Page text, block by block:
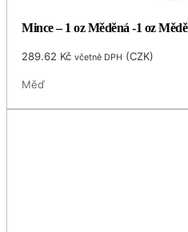
Mince – 1 oz Měděná -1 oz
289.62 Kč včetně DPH (CZK)
Měď